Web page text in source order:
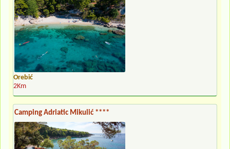
Orebić
2Km
Camping Adriatic Mikulić ****